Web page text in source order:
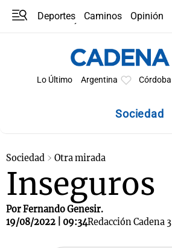
Deportes Caminos
Opinión
Lo Último Argentina Córdoba
Sociedad
Sociedad Otra mirada
Inseguros
Por Fernando Genesir.
19/08/2022 | 09:34Redacción Cadena 3